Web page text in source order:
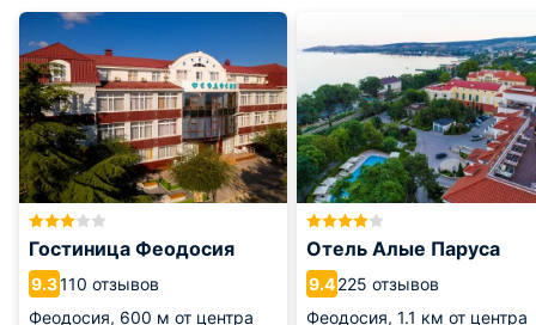
Гостиница Феодосия
9.3110 отзывов
Феодосия, 600 м от центра
Отель Алые Паруса
9.4225 отзывов
Феодосия, 1.1 км от центра